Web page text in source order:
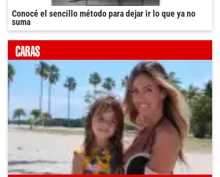
Conocé el sencillo método para dejar ir lo que ya no
suma